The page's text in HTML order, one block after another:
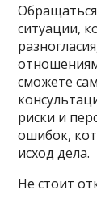
ситуации,
сможете
риски и
ошибок,
исход дела.
Не стоит